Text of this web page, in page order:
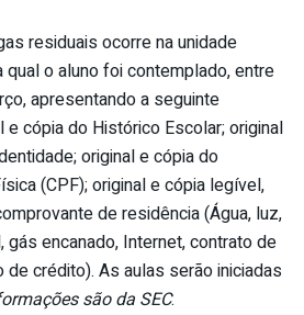
residuais ocorre na unidade
o aluno foi contemplado, entre
apresentando a seguinte
e cópia do Histórico Escolar; original
original e cópia do
(CPF); original e cópia legível,
de residência (Água, luz,
encanado, Internet, contrato de
de crédito). As aulas serão iniciadas
são da SEC.